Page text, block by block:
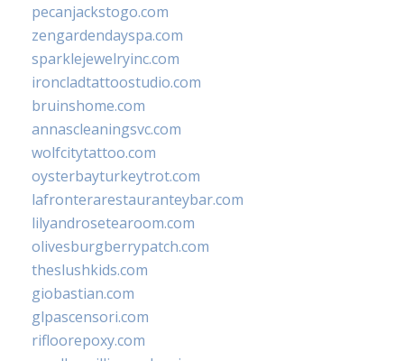
pecanjackstogo.com
zengardendayspa.com
sparklejewelryinc.com
ironcladtattoostudio.com
bruinshome.com
annascleaningsvc.com
wolfcitytattoo.com
oysterbayturkeytrot.com
lafronterarestauranteybar.com
lilyandrosetearoom.com
olivesburgberrypatch.com
theslushkids.com
giobastian.com
glpascensori.com
rifloorepoxy.com